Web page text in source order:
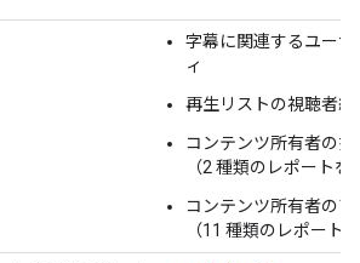
字幕に関連するユーザ
ィ
再生リストの視聴者維
コンテンツ所有者の
（2 種類のレポートを
コンテンツ所有者の
（11 種類のレポート